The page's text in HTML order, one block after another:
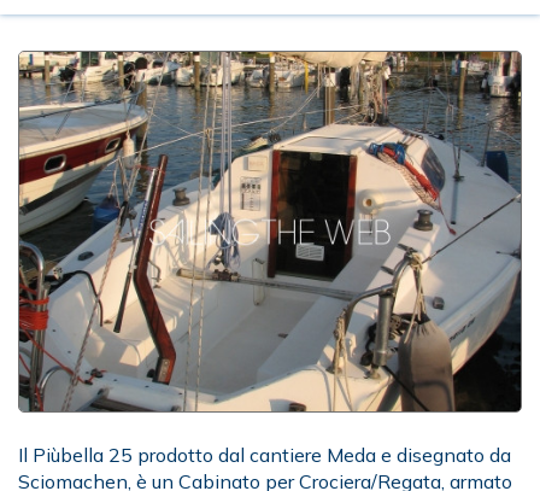
Il Piùbella 25 prodotto dal cantiere Meda e disegnato da
Sciomachen, è un Cabinato per Crociera/Regata, armato